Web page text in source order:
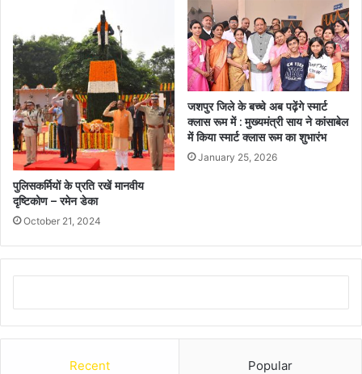
पुलिसकर्मियों के प्रति रखें मानवीय
दृष्टिकोण – रमेन डेका
October 21, 2024
जशपुर जिले के बच्चे अब पढ़ेंगे स्मार्ट
क्लास रूम में : मुख्यमंत्री साय ने कांसाबेल
में किया स्मार्ट क्लास रूम का शुभारंभ
January 25, 2026
Recent Popular